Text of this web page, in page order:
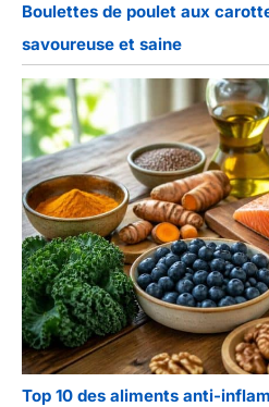
Boulettes de poulet aux
savoureuse et saine
Top 10 des aliments anti-